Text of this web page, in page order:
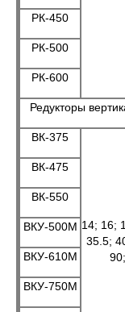
РК-450
РК-500
РК-600
Редукторы
ВК-375
14; 16;
35.5;
ВК-475
ВК-550
ВКУ-500М
ВКУ-610М
ВКУ-750М